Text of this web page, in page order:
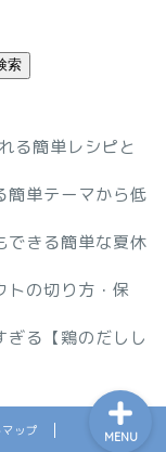
索
る簡単レシピと
簡単テーマから低
できる簡単な夏休
トの切り方・保
ぎる【鶏のだしし
ップ
MENU
プジャ
で比較
を紹介
達への
はどう
で試し
ソー】